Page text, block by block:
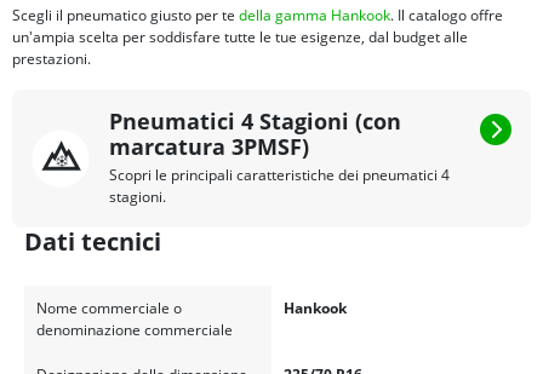
Scegli il pneumatico giusto per te della gamma Hankook. Il catalogo offre
un'ampia scelta per soddisfare tutte le tue esigenze, dal budget alle
prestazioni.
Pneumatici 4 Stagioni (con
marcatura 3PMSF)
Scopri le principali caratteristiche dei pneumatici 4
stagioni.
Dati tecnici
Nome commerciale o
denominazione commerciale
Hankook